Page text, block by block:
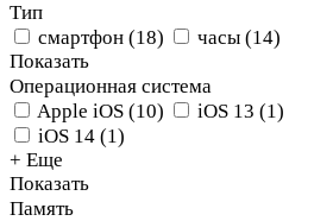
Тип
смартфон (18) часы (14)
Показать
Операционная система
Apple iOS (10) iOS 13 (1)
iOS 14 (1)
+ Еще
Показать
Память